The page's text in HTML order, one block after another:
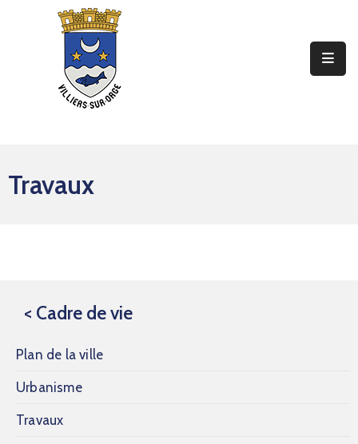
Mes
Travaux
< Cadre de vie
Plan de la ville
Urbanisme
Travaux